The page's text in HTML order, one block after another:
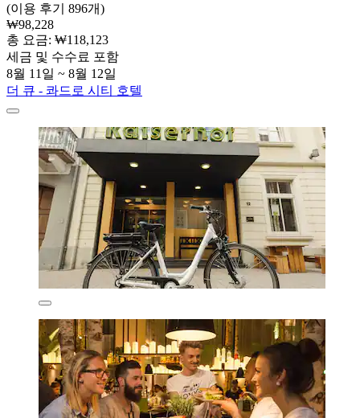
(이용 후기 896개)
₩98,228
총 요금: ₩118,123
세금 및 수수료 포함
8월 11일 ~ 8월 12일
더 큐 - 콰드로 시티 호텔